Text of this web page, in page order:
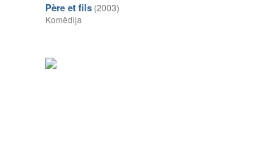
Père et fils (2003)
Komēdija